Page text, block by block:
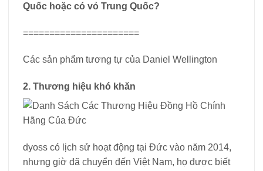
Quốc hoặc có vỏ Trung Quốc?
======================
Các sản phẩm tương tự của Daniel Wellington
2. Thương hiệu khó khăn
dyoss có lịch sử hoạt động tại Đức vào năm 2014,
nhưng giờ đã chuyển đến Việt Nam, họ được biết